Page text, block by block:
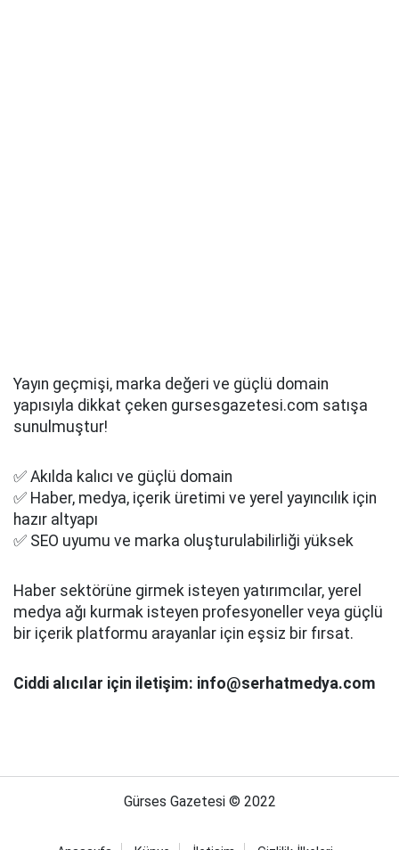
Yayın geçmişi, marka değeri ve güçlü domain
yapısıyla dikkat çeken gursesgazetesi.com satışa
sunulmuştur!
✅ Akılda kalıcı ve güçlü domain
✅ Haber, medya, içerik üretimi ve yerel yayıncılık için
hazır altyapı
✅ SEO uyumu ve marka oluşturulabilirliği yüksek
Haber sektörüne girmek isteyen yatırımcılar, yerel
medya ağı kurmak isteyen profesyoneller veya güçlü
bir içerik platformu arayanlar için eşsiz bir fırsat.
Ciddi alıcılar için iletişim: info@serhatmedya.com
Gürses Gazetesi © 2022